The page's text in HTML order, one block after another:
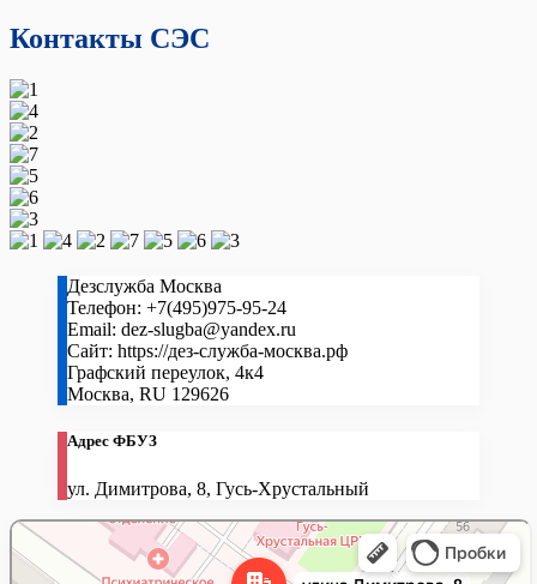
Контакты СЭС
Дезслужба Москва
Телефон: +7(495)975-95-24
Email: dez-slugba@yandex.ru
Сайт: https://дез-служба-москва.рф
Графский переулок, 4к4
Москва, RU 129626
Адрес ФБУЗ
ул. Димитрова, 8, Гусь-Хрустальный